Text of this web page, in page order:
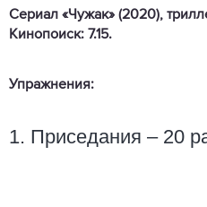
Сериал «Чужак» (2020),
Кинопоиск: 7.15.
Упражнения:
1. Приседания – 20